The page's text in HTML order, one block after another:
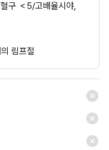
구 ＜5/고배율시야,
림프절